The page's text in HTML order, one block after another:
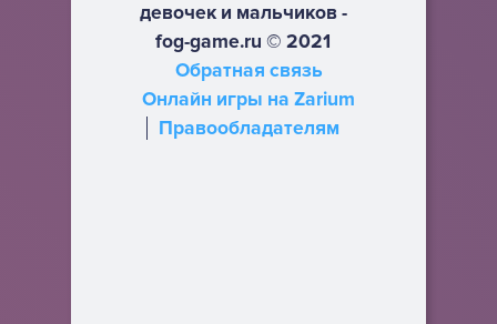
девочек и мальчиков -
fog-game.ru © 2021
Обратная связь
Онлайн игры на Zarium
Правообладателям